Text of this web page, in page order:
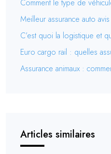
Comment le type de
Meilleur assurance auto
C’est quoi la logistique et
Euro cargo rail : quelles
Assurance animaux :
Articles similaires